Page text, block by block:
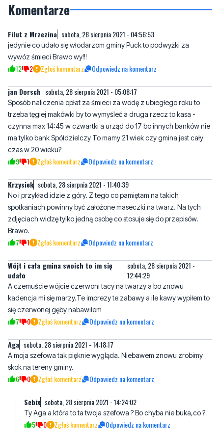
jedynie co udało się włodarzom gminy Puck to podwyżki za
12 2 Zgłoś komentarz Odpowiedz na komentarz
jan Dorsch sobota, 28 sierpnia 2021 - 05:08:17
Sposób naliczenia opłat za śmieci za wodę z ubiegłego roku to
czynna max 14:45 w czwartki a urząd do 17 bo innych banków nie
ma tylko bank Spółdzielczy To mamy 21 wiek czy gmina jest cały
czas w 20 wieku?
9 1 Zgłoś komentarz Odpowiedz na komentarz
Krzysiek sobota, 28 sierpnia 2021 - 11:40:39
No i przykład idzie z góry. Z tego co pamiętam na takich
zdjęciach widzę tylko jedną osobę co stosuje się do przepisów.
Brawo.
7 1 Zgłoś komentarz Odpowiedz na komentarz
Wójt i cała gmina swoich to im się
udało
12:44:29
kadencja mi się marzy.Te imprezy te zabawy a ile kawy wypiłem to
się czerwonej gęby nabawiłem
7 0 Zgłoś komentarz Odpowiedz na komentarz
Aga sobota, 28 sierpnia 2021 - 14:18:17
A moja szefowa tak pięknie wygląda. Niebawem znowu zrobimy
6 0 Zgłoś komentarz Odpowiedz na komentarz
Sebix sobota, 28 sierpnia 2021 - 14:24:02
Ty Aga a która to ta twoja szefowa ? Bo chyba nie buka,co ?
Aga sobota, 28 sierpnia 2021 - 16:29:27
Buka jest najlepsza. Super gospodyni, potrafi tak zarządzać